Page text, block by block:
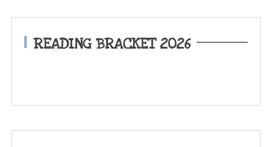
READING BRACKET 2026